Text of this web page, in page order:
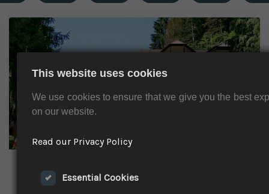
Th.I.Co. 2025 - Thermalism:
This website uses cookies
We use cookies to ensure that we give you the best
on our website.
Read our Privacy Policy
Essential Cookies